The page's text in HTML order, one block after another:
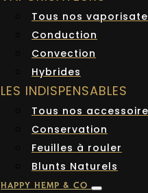
Tous nos
Conduction
Convection
Hybrides
LES INDISPENSABLES
Tous nos
Conservation
Feuilles à rouler
Blunts Naturels
HAPPY HEMP & CO